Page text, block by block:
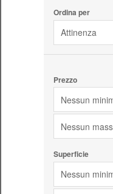
Ordina per
Attinenza
Prezzo
Nessun
Nessun
Superficie
Nessun